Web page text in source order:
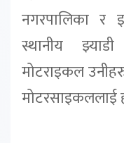
नगरपालिका र
स्थानीय
मोटराइकल
मोटरसाइकललाई